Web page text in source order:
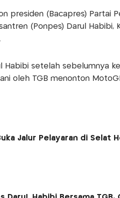
presiden (Bacapres) Partai
(Ponpes) Darul Habibi,
Habibi setelah sebelumnya
oleh TGB menonton
Jalur Pelayaran di Selat